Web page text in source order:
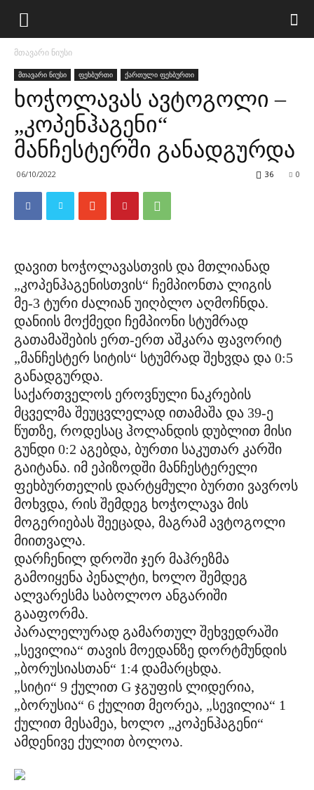
მთავარი ნიუსი
მთავარი ნიუსი ფეხბურთი ქართული ფეხბურთი
ხოჭოლავას ავტოგოლი –
„კოპენჰაგენი“
მანჩესტერში განადგურდა
06/10/2022 0
36
დავით ხოჭოლავასთვის და მთლიანად
„კოპენჰაგენისთვის“ ჩემპიონთა ლიგის
მე-3 ტური ძალიან უიღბლო აღმოჩნდა.
დანიის მოქმედი ჩემპიონი სტუმრად
გათამაშების ერთ-ერთ აშკარა ფავორიტ
„მანჩესტერ სიტის“ სტუმრად შეხვდა და 0:5
განადგურდა.
საქართველოს ეროვნული ნაკრების
მცველმა შეუცვლელად ითამაშა და 39-ე
წუთზე, როდესაც ჰოლანდის დუბლით მისი
გუნდი 0:2 აგებდა, ბურთი საკუთარ კარში
გაიტანა. იმ ეპიზოდში მანჩესტერელი
ფეხბურთელის დარტყმული ბურთი ვავროს
მოხვდა, რის შემდეგ ხოჭოლავა მის
მოგერიებას შეეცადა, მაგრამ ავტოგოლი
მიითვალა.
დარჩენილ დროში ჯერ მაჰრეზმა
გამოიყენა პენალტი, ხოლო შემდეგ
ალვარესმა საბოლოო ანგარიში
გააფორმა.
პარალელურად გამართულ შეხვედრაში
„სევილია“ თავის მოედანზე დორტმუნდის
„ბორუსიასთან“ 1:4 დამარცხდა.
„სიტი“ 9 ქულით G ჯგუფის ლიდერია,
„ბორუსია“ 6 ქულით მეორეა, „სევილია“ 1
ქულით მესამეა, ხოლო „კოპენჰაგენი“
ამდენივე ქულით ბოლოა.